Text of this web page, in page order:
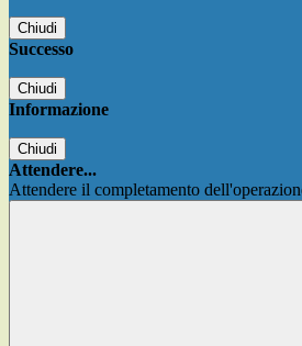
Chiudi
Successo
Chiudi
Informazione
Chiudi
Attendere...
Attendere il completamento